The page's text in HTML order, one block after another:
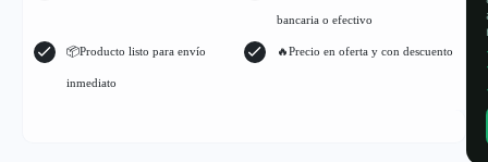
bancaria o efectivo
📦Producto listo para envío
inmediato
🔥Precio en oferta y con descuento